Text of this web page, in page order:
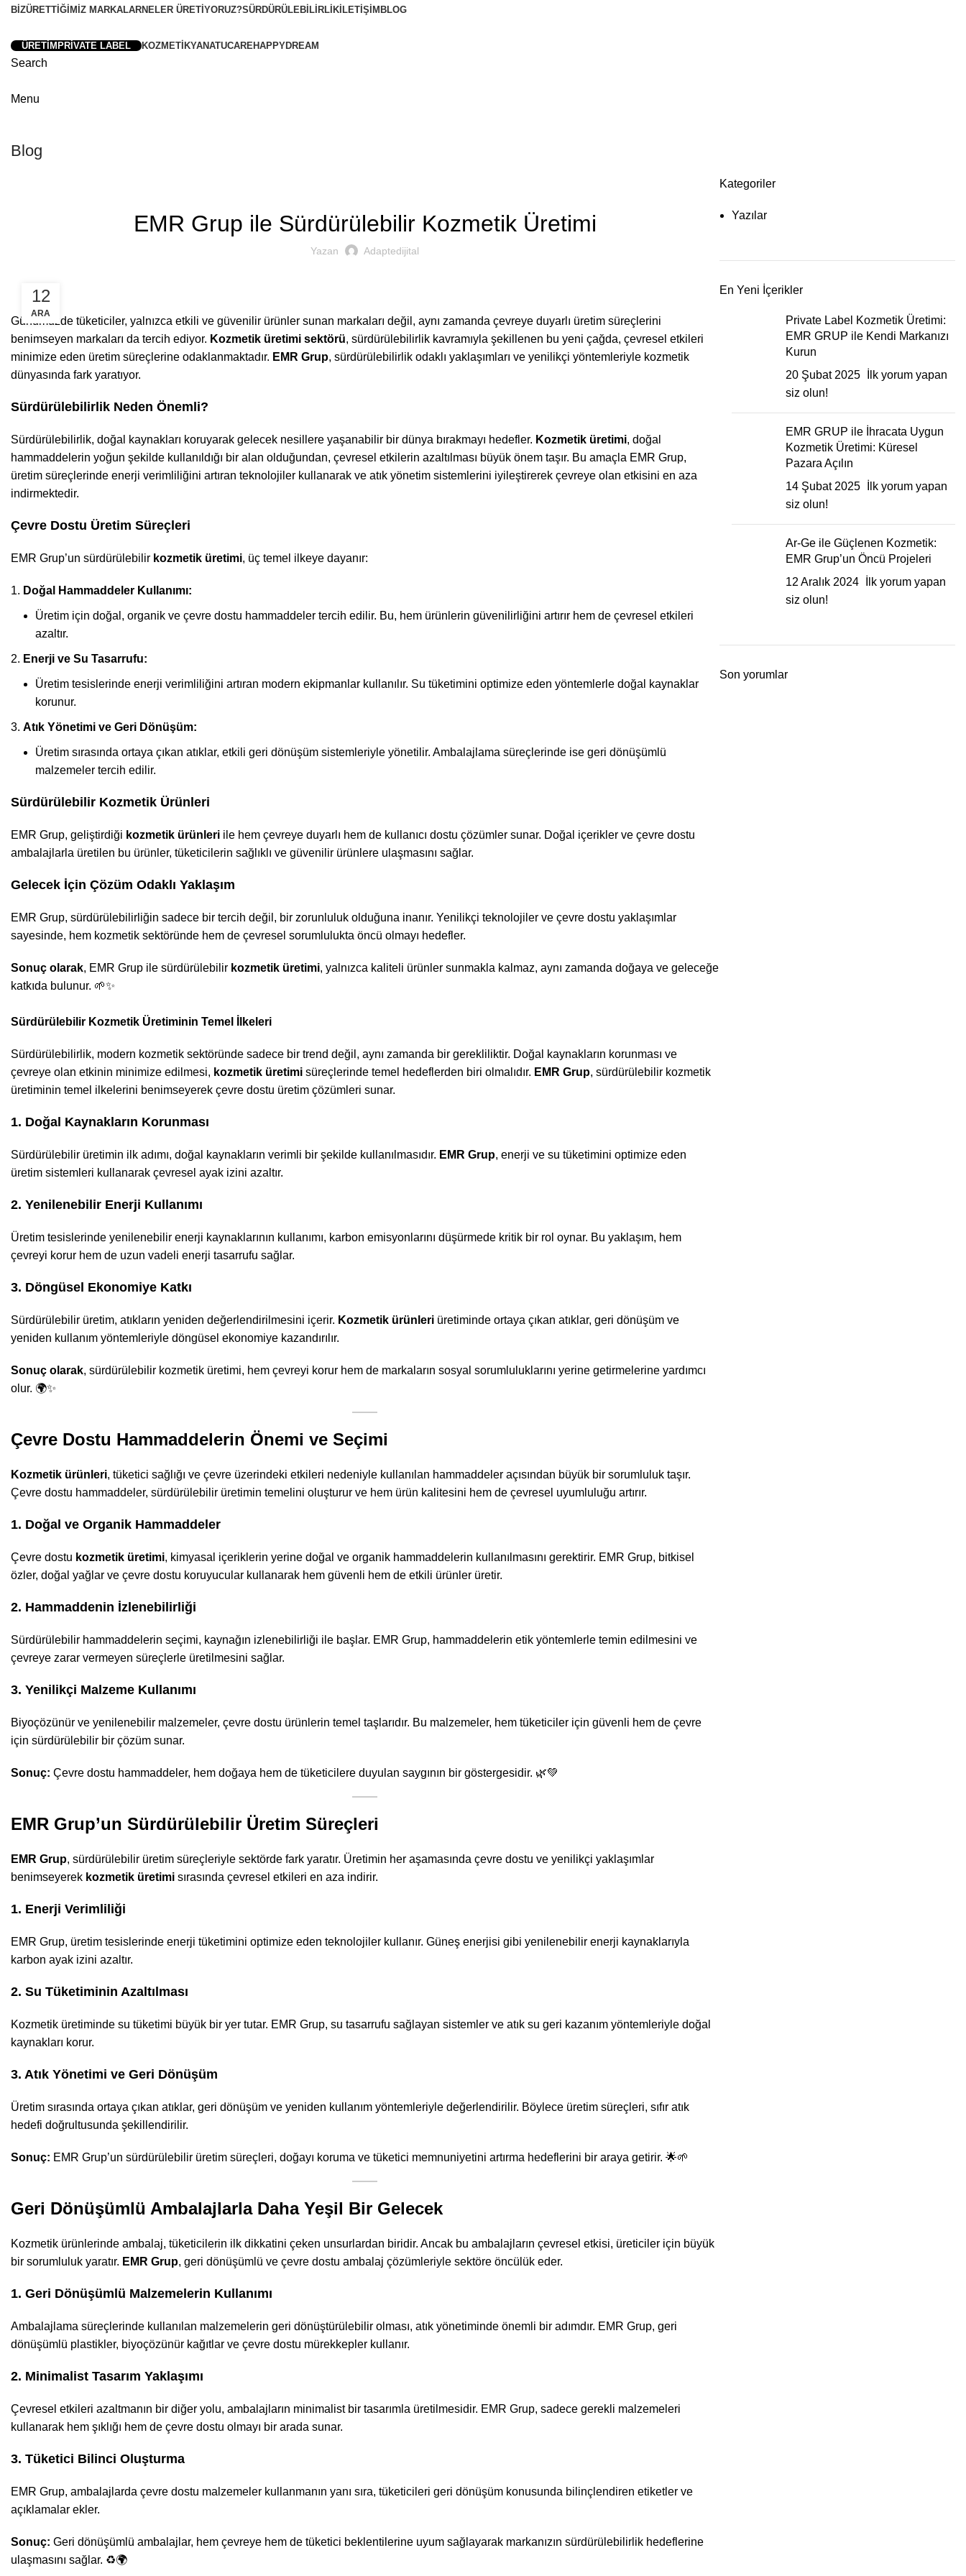
BIZÜRETTIĞIMIZ MARKALARNELER ÜRETIYORUZ?SÜRDÜRÜLEBILIRLIK İLETIŞIM BLOG
ÜRETIM PRIVATE LABEL KOZMETIKYANATUCAREHAPPYDREAM
Search
Menu
Blog
EMR Grup ile Sürdürülebilir Kozmetik Üretimi
Yazan Adaptedijital
12
ARA
Günümüzde tüketiciler, yalnızca etkili ve güvenilir ürünler sunan markaları değil, aynı zamanda çevreye duyarlı üretim süreçlerini
benimseyen markaları da tercih ediyor. Kozmetik üretimi sektörü, sürdürülebilirlik kavramıyla şekillenen bu yeni çağda, çevresel etkileri
minimize eden üretim süreçlerine odaklanmaktadır. EMR Grup, sürdürülebilirlik odaklı yaklaşımları ve yenilikçi yöntemleriyle kozmetik
dünyasında fark yaratıyor.
Sürdürülebilirlik Neden Önemli?
Sürdürülebilirlik, doğal kaynakları koruyarak gelecek nesillere yaşanabilir bir dünya bırakmayı hedefler. Kozmetik üretimi, doğal
hammaddelerin yoğun şekilde kullanıldığı bir alan olduğundan, çevresel etkilerin azaltılması büyük önem taşır. Bu amaçla EMR Grup,
üretim süreçlerinde enerji verimliliğini artıran teknolojiler kullanarak ve atık yönetim sistemlerini iyileştirerek çevreye olan etkisini en aza
indirmektedir.
Çevre Dostu Üretim Süreçleri
EMR Grup’un sürdürülebilir kozmetik üretimi, üç temel ilkeye dayanır:
Doğal Hammaddeler Kullanımı:
Üretim için doğal, organik ve çevre dostu hammaddeler tercih edilir. Bu, hem ürünlerin güvenilirliğini artırır hem de çevresel etkileri
azaltır.
Enerji ve Su Tasarrufu:
Üretim tesislerinde enerji verimliliğini artıran modern ekipmanlar kullanılır. Su tüketimini optimize eden yöntemlerle doğal kaynaklar
korunur.
Atık Yönetimi ve Geri Dönüşüm:
Üretim sırasında ortaya çıkan atıklar, etkili geri dönüşüm sistemleriyle yönetilir. Ambalajlama süreçlerinde ise geri dönüşümlü
malzemeler tercih edilir.
Sürdürülebilir Kozmetik Ürünleri
EMR Grup, geliştirdiği kozmetik ürünleri ile hem çevreye duyarlı hem de kullanıcı dostu çözümler sunar. Doğal içerikler ve çevre dostu
ambalajlarla üretilen bu ürünler, tüketicilerin sağlıklı ve güvenilir ürünlere ulaşmasını sağlar.
Gelecek İçin Çözüm Odaklı Yaklaşım
EMR Grup, sürdürülebilirliğin sadece bir tercih değil, bir zorunluluk olduğuna inanır. Yenilikçi teknolojiler ve çevre dostu yaklaşımlar
sayesinde, hem kozmetik sektöründe hem de çevresel sorumlulukta öncü olmayı hedefler.
Sonuç olarak, EMR Grup ile sürdürülebilir kozmetik üretimi, yalnızca kaliteli ürünler sunmakla kalmaz, aynı zamanda doğaya ve geleceğe
katkıda bulunur. 🌱✨
Sürdürülebilir Kozmetik Üretiminin Temel İlkeleri
Sürdürülebilirlik, modern kozmetik sektöründe sadece bir trend değil, aynı zamanda bir gerekliliktir. Doğal kaynakların korunması ve
çevreye olan etkinin minimize edilmesi, kozmetik üretimi süreçlerinde temel hedeflerden biri olmalıdır. EMR Grup, sürdürülebilir kozmetik
üretiminin temel ilkelerini benimseyerek çevre dostu üretim çözümleri sunar.
1. Doğal Kaynakların Korunması
Sürdürülebilir üretimin ilk adımı, doğal kaynakların verimli bir şekilde kullanılmasıdır. EMR Grup, enerji ve su tüketimini optimize eden
üretim sistemleri kullanarak çevresel ayak izini azaltır.
2. Yenilenebilir Enerji Kullanımı
Üretim tesislerinde yenilenebilir enerji kaynaklarının kullanımı, karbon emisyonlarını düşürmede kritik bir rol oynar. Bu yaklaşım, hem
çevreyi korur hem de uzun vadeli enerji tasarrufu sağlar.
3. Döngüsel Ekonomiye Katkı
Sürdürülebilir üretim, atıkların yeniden değerlendirilmesini içerir. Kozmetik ürünleri üretiminde ortaya çıkan atıklar, geri dönüşüm ve
yeniden kullanım yöntemleriyle döngüsel ekonomiye kazandırılır.
Sonuç olarak, sürdürülebilir kozmetik üretimi, hem çevreyi korur hem de markaların sosyal sorumluluklarını yerine getirmelerine yardımcı
olur. 🌍✨
Çevre Dostu Hammaddelerin Önemi ve Seçimi
Kozmetik ürünleri, tüketici sağlığı ve çevre üzerindeki etkileri nedeniyle kullanılan hammaddeler açısından büyük bir sorumluluk taşır.
Çevre dostu hammaddeler, sürdürülebilir üretimin temelini oluşturur ve hem ürün kalitesini hem de çevresel uyumluluğu artırır.
1. Doğal ve Organik Hammaddeler
Çevre dostu kozmetik üretimi, kimyasal içeriklerin yerine doğal ve organik hammaddelerin kullanılmasını gerektirir. EMR Grup, bitkisel
özler, doğal yağlar ve çevre dostu koruyucular kullanarak hem güvenli hem de etkili ürünler üretir.
2. Hammaddenin İzlenebilirliği
Sürdürülebilir hammaddelerin seçimi, kaynağın izlenebilirliği ile başlar. EMR Grup, hammaddelerin etik yöntemlerle temin edilmesini ve
çevreye zarar vermeyen süreçlerle üretilmesini sağlar.
3. Yenilikçi Malzeme Kullanımı
Biyoçözünür ve yenilenebilir malzemeler, çevre dostu ürünlerin temel taşlarıdır. Bu malzemeler, hem tüketiciler için güvenli hem de çevre
için sürdürülebilir bir çözüm sunar.
Sonuç: Çevre dostu hammaddeler, hem doğaya hem de tüketicilere duyulan saygının bir göstergesidir. 🌿💚
EMR Grup’un Sürdürülebilir Üretim Süreçleri
EMR Grup, sürdürülebilir üretim süreçleriyle sektörde fark yaratır. Üretimin her aşamasında çevre dostu ve yenilikçi yaklaşımlar
benimseyerek kozmetik üretimi sırasında çevresel etkileri en aza indirir.
1. Enerji Verimliliği
EMR Grup, üretim tesislerinde enerji tüketimini optimize eden teknolojiler kullanır. Güneş enerjisi gibi yenilenebilir enerji kaynaklarıyla
karbon ayak izini azaltır.
2. Su Tüketiminin Azaltılması
Kozmetik üretiminde su tüketimi büyük bir yer tutar. EMR Grup, su tasarrufu sağlayan sistemler ve atık su geri kazanım yöntemleriyle doğal
kaynakları korur.
3. Atık Yönetimi ve Geri Dönüşüm
Üretim sırasında ortaya çıkan atıklar, geri dönüşüm ve yeniden kullanım yöntemleriyle değerlendirilir. Böylece üretim süreçleri, sıfır atık
hedefi doğrultusunda şekillendirilir.
Sonuç: EMR Grup’un sürdürülebilir üretim süreçleri, doğayı koruma ve tüketici memnuniyetini artırma hedeflerini bir araya getirir. 🌟🌱
Geri Dönüşümlü Ambalajlarla Daha Yeşil Bir Gelecek
Kozmetik ürünlerinde ambalaj, tüketicilerin ilk dikkatini çeken unsurlardan biridir. Ancak bu ambalajların çevresel etkisi, üreticiler için büyük
bir sorumluluk yaratır. EMR Grup, geri dönüşümlü ve çevre dostu ambalaj çözümleriyle sektöre öncülük eder.
1. Geri Dönüşümlü Malzemelerin Kullanımı
Ambalajlama süreçlerinde kullanılan malzemelerin geri dönüştürülebilir olması, atık yönetiminde önemli bir adımdır. EMR Grup, geri
dönüşümlü plastikler, biyoçözünür kağıtlar ve çevre dostu mürekkepler kullanır.
2. Minimalist Tasarım Yaklaşımı
Çevresel etkileri azaltmanın bir diğer yolu, ambalajların minimalist bir tasarımla üretilmesidir. EMR Grup, sadece gerekli malzemeleri
kullanarak hem şıklığı hem de çevre dostu olmayı bir arada sunar.
3. Tüketici Bilinci Oluşturma
EMR Grup, ambalajlarda çevre dostu malzemeler kullanmanın yanı sıra, tüketicileri geri dönüşüm konusunda bilinçlendiren etiketler ve
açıklamalar ekler.
Sonuç: Geri dönüşümlü ambalajlar, hem çevreye hem de tüketici beklentilerine uyum sağlayarak markanızın sürdürülebilirlik hedeflerine
ulaşmasını sağlar. ♻️🌍
Kategoriler
Yazılar
En Yeni İçerikler
Private Label Kozmetik Üretimi:
EMR GRUP ile Kendi Markanızı
Kurun
20 Şubat 2025
İlk yorum yapan
siz olun!
EMR GRUP ile İhracata Uygun
Kozmetik Üretimi: Küresel
Pazara Açılın
14 Şubat 2025
İlk yorum yapan
siz olun!
Ar-Ge ile Güçlenen Kozmetik:
EMR Grup’un Öncü Projeleri
12 Aralık 2024
İlk yorum yapan
siz olun!
Son yorumlar